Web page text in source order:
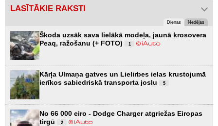
LASĪTĀKIE RAKSTI
Dienas Nedēļas
Škoda uzsāk sava lielākā modeļa, jaunā krosovera
Peaq, ražošanu (+ FOTO)
1
Kārļa Ulmaņa gatves un Lielirbes ielas krustojumā
ierīkos sabiedriskā transporta joslu
5
No 66 000 eiro - Dodge Charger atgriežas Eiropas
tirgū
2